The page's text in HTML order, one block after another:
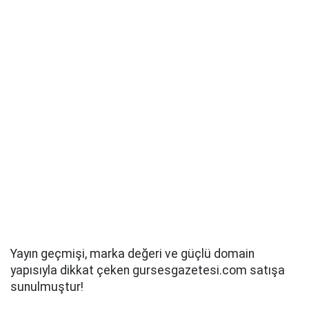
Yayın geçmişi, marka değeri ve güçlü domain
yapısıyla dikkat çeken gursesgazetesi.com satışa
sunulmuştur!